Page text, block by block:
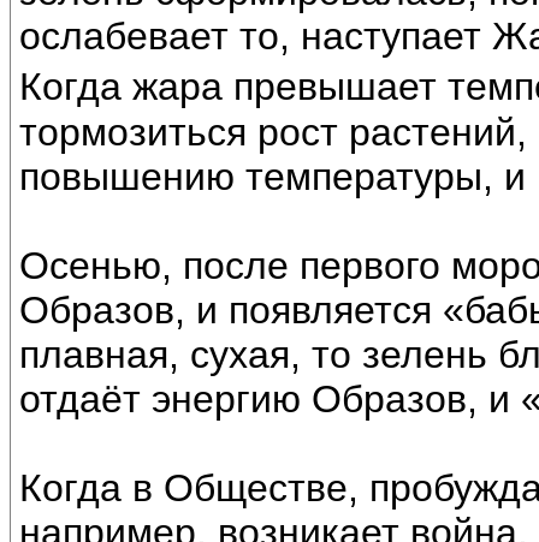
ослабевает то, наступает
Когда жара превышает
тормозиться рост
повышению температуры, и
Осенью, после первого
Образов, и появляется
плавная, сухая, то зелень
отдаёт энергию Образов, и
Когда в Обществе,
например, возникает